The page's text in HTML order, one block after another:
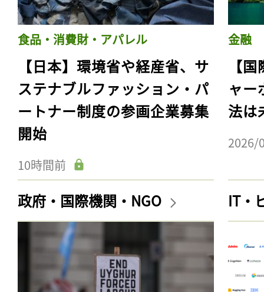
食品・消費財・アパレル
【日本】環境省や経産省、サ
ステナブルファッション・パ
ートナー制度の参画企業募集
開始
10時間前
金融
【
ャー
法は
2026/
政府・国際機関・NGO IT・